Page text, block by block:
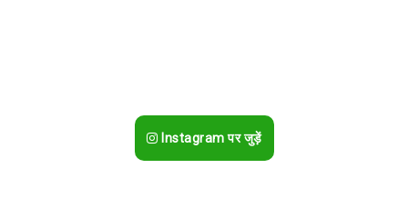
Instagram पर जुड़ें